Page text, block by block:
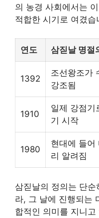
의 농경 사회에서는
적합한 시기로 여겼습
연도 삼짇날 명절
1392
조선왕조가
강조됨
1910
일제 강점기
기 시작
1980
현대에 들어
리 알려짐
삼짇날의 정의는 단
라, 그 날에 진행되는
합적인 의미를 지니